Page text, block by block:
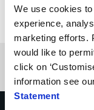
We use cookies
experience,
marketing efforts.
would like to
click on
information see
Statement
de